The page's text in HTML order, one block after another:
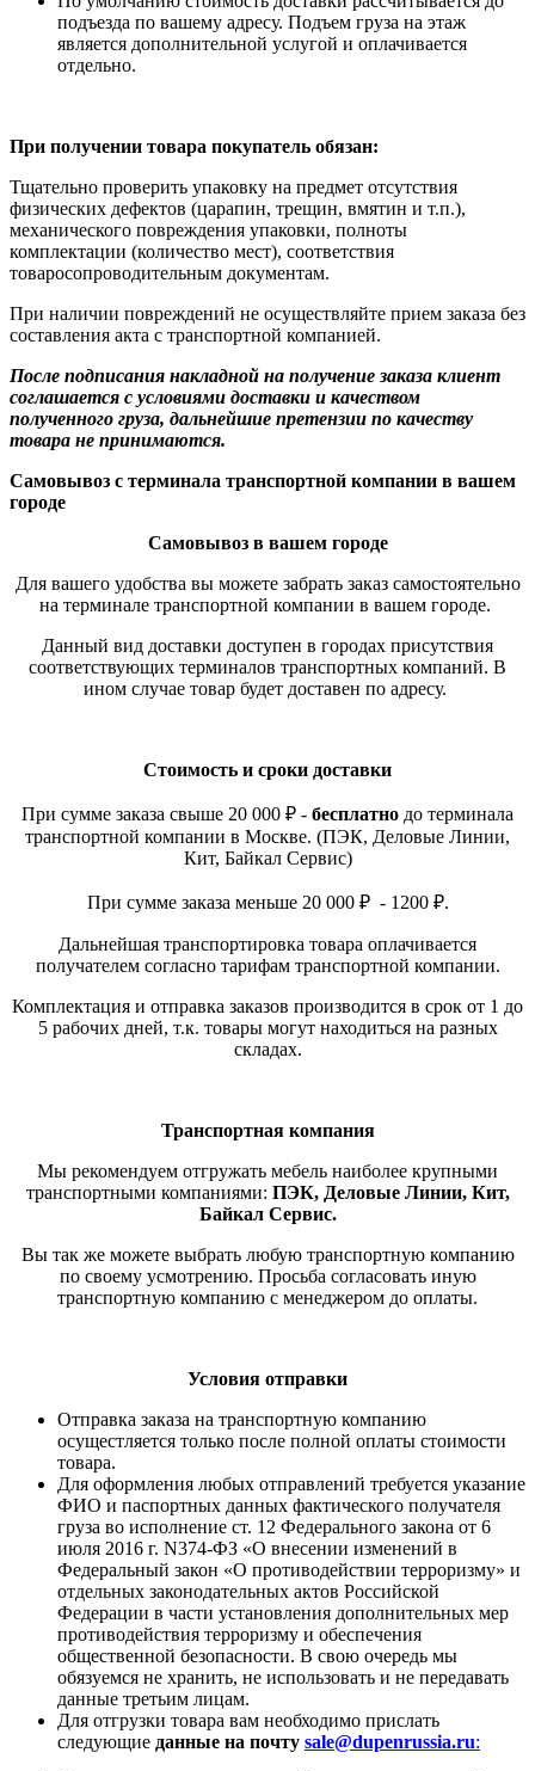
подъезда по вашему адресу. Подъем груза на этаж
является дополнительной услугой и оплачивается
отдельно.
При получении товара покупатель обязан:
Тщательно проверить упаковку на предмет отсутствия
физических дефектов (царапин, трещин, вмятин и т.п.),
механического повреждения упаковки, полноты
комплектации (количество мест), соответствия
товаросопроводительным документам.
При наличии повреждений не осуществляйте прием заказа без
составления акта с транспортной компанией.
После подписания накладной на получение заказа клиент
соглашается с условиями доставки и качеством
полученного груза, дальнейшие претензии по качеству
товара не принимаются.
Самовывоз с терминала транспортной компании в вашем
городе
Самовывоз в вашем городе
Для вашего удобства вы можете забрать заказ самостоятельно
на терминале транспортной компании в вашем городе.
Данный вид доставки доступен в городах присутствия
соответствующих терминалов транспортных компаний. В
ином случае товар будет доставен по адресу.
Стоимость и сроки доставки
При сумме заказа свыше 20 000 ₽ - бесплатно до терминала
транспортной компании в Москве. (ПЭК, Деловые Линии,
Кит, Байкал Сервис)
При сумме заказа меньше 20 000 ₽ - 1200 ₽.
Дальнейшая транспортировка товара оплачивается
получателем согласно тарифам транспортной компании.
Комплектация и отправка заказов производится в срок от 1 до
5 рабочих дней, т.к. товары могут находиться на разных
складах.
Транспортная компания
Мы рекомендуем отгружать мебель наиболее крупными
транспортными компаниями: ПЭК, Деловые Линии, Кит,
Байкал Сервис.
Вы так же можете выбрать любую транспортную компанию
по своему усмотрению. Просьба согласовать иную
транспортную компанию с менеджером до оплаты.
Условия отправки
Отправка заказа на транспортную компанию
осущестляется только после полной оплаты стоимости
товара.
Для оформления любых отправлений требуется указание
ФИО и паспортных данных фактического получателя
груза во исполнение ст. 12 Федерального закона от 6
июля 2016 г. N374-ФЗ «О внесении изменений в
Федеральный закон «О противодействии терроризму» и
отдельных законодательных актов Российской
Федерации в части установления дополнительных мер
противодействия терроризму и обеспечения
общественной безопасности. В свою очередь мы
обязуемся не хранить, не использовать и не передавать
данные третьим лицам.
Для отгрузки товара вам необходимо прислать
следующие данные на почту sale@dupenrussia.ru: